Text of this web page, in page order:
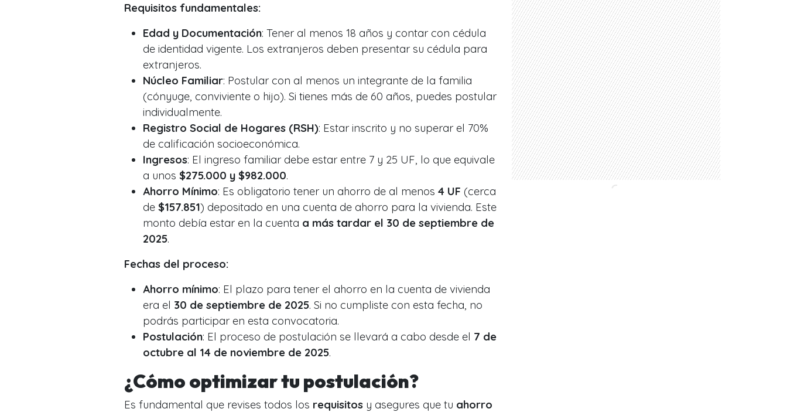
Requisitos fundamentales:
Edad y Documentación: Tener al menos 18 años y contar con cédula
de identidad vigente. Los extranjeros deben presentar su cédula para
extranjeros.
Núcleo Familiar: Postular con al menos un integrante de la familia
(cónyuge, conviviente o hijo). Si tienes más de 60 años, puedes postular
individualmente.
Registro Social de Hogares (RSH): Estar inscrito y no superar el 70%
de calificación socioeconómica.
Ingresos: El ingreso familiar debe estar entre 7 y 25 UF, lo que equivale
a unos $275.000 y $982.000.
Ahorro Mínimo: Es obligatorio tener un ahorro de al menos 4 UF (cerca
de $157.851) depositado en una cuenta de ahorro para la vivienda. Este
monto debía estar en la cuenta a más tardar el 30 de septiembre de
2025.
Fechas del proceso:
Ahorro mínimo: El plazo para tener el ahorro en la cuenta de vivienda
era el 30 de septiembre de 2025. Si no cumpliste con esta fecha, no
podrás participar en esta convocatoria.
Postulación: El proceso de postulación se llevará a cabo desde el 7 de
octubre al 14 de noviembre de 2025.
¿Cómo optimizar tu postulación?
Es fundamental que revises todos los requisitos y asegures que tu ahorro